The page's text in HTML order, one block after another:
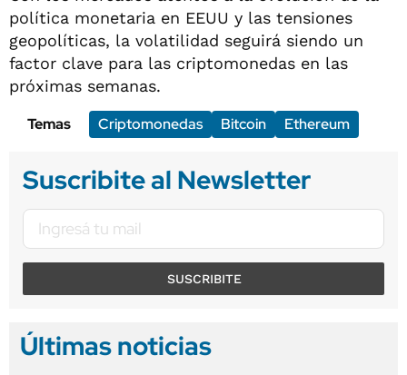
política monetaria en EEUU y las tensiones
geopolíticas, la volatilidad seguirá siendo un
factor clave para las criptomonedas en las
próximas semanas.
Temas
Criptomonedas Bitcoin Ethereum
Suscribite al Newsletter
SUSCRIBITE
Últimas noticias